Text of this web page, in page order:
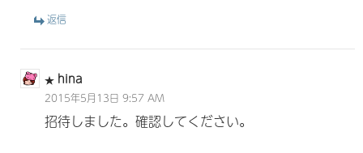
返信
hina
2015年5月13日 9:57 AM
招待しました。確認してください。